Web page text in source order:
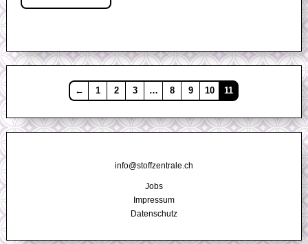
← 1 2 3 … 8 9 10 11
info@stoffzentrale.ch
Jobs
|
Impressum
|
Datenschutz